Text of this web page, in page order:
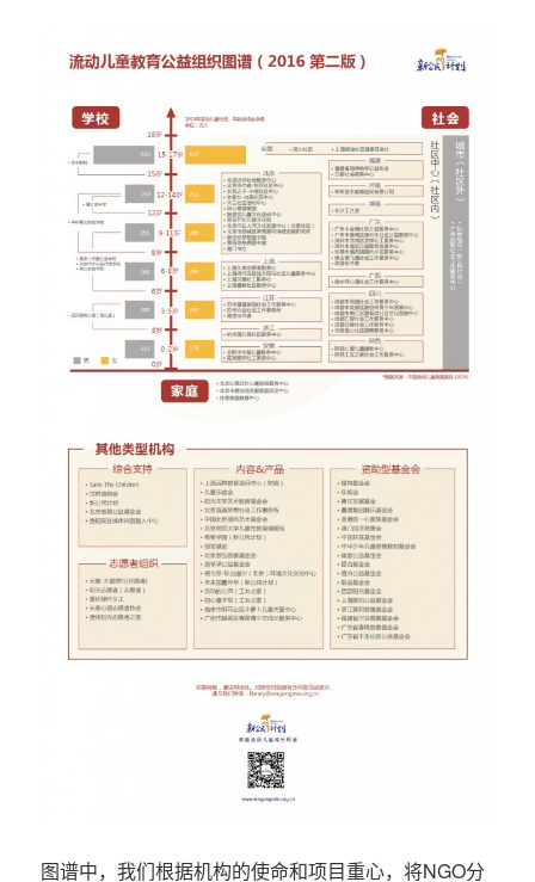
图谱中，我们根据机构的使命和项目重心，将NGO分